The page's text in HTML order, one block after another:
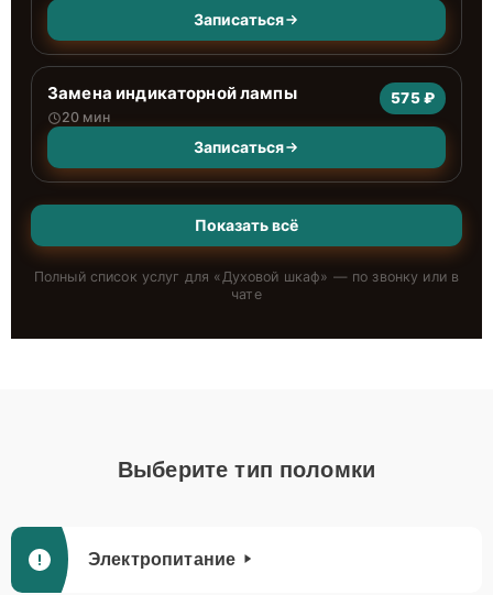
Записаться
Замена индикаторной лампы
20 мин
575 ₽
Записаться
Показать всё
Полный список услуг для «Духовой шкаф» — по звонку или в
чате
Выберите тип поломки
Электропитание